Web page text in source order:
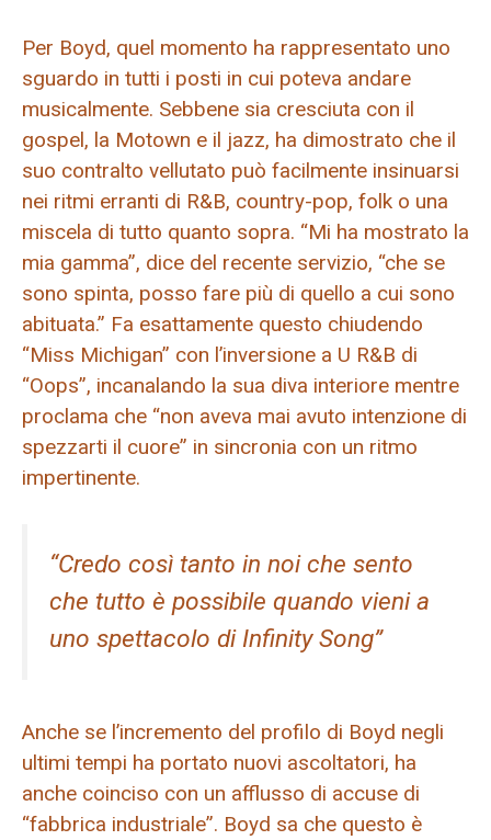
Per Boyd, quel momento ha rappresentato uno
sguardo in tutti i posti in cui poteva andare
musicalmente. Sebbene sia cresciuta con il
gospel, la Motown e il jazz, ha dimostrato che il
suo contralto vellutato può facilmente insinuarsi
nei ritmi erranti di R&B, country-pop, folk o una
miscela di tutto quanto sopra. “Mi ha mostrato la
mia gamma”, dice del recente servizio, “che se
sono spinta, posso fare più di quello a cui sono
abituata.” Fa esattamente questo chiudendo
“Miss Michigan” con l’inversione a U R&B di
“Oops”, incanalando la sua diva interiore mentre
proclama che “non aveva mai avuto intenzione di
spezzarti il ​​cuore” in sincronia con un ritmo
impertinente.
“Credo così tanto in noi che sento
che tutto è possibile quando vieni a
uno spettacolo di Infinity Song”
Anche se l’incremento del profilo di Boyd negli
ultimi tempi ha portato nuovi ascoltatori, ha
anche coinciso con un afflusso di accuse di
“fabbrica industriale”. Boyd sa che questo è